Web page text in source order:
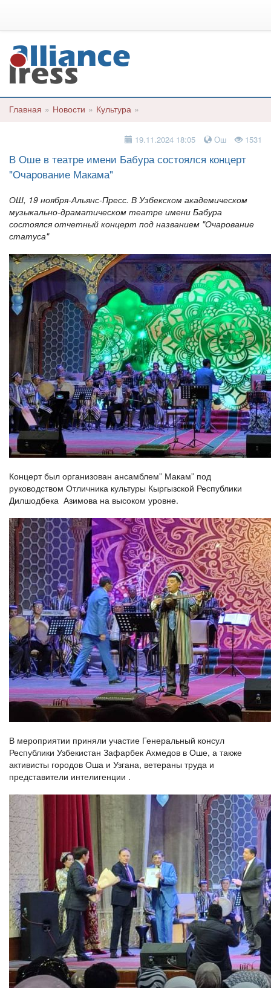
Главная » Новости » Культура »
19.11.2024 18:05 Ош 1531
В Оше в театре имени Бабура состоялся концерт
"Очарование Макама"
ОШ, 19 ноября-Альянс-Пресс. В Узбекском академическом
музыкально-драматическом театре имени Бабура
состоялся отчетный концерт под названием "Очарование
статуса"
Концерт был организован ансамблем” Макам” под
руководством Отличника культуры Кыргызской Республики
Дилшодбека Азимова на высоком уровне.
В мероприятии приняли участие Генеральный консул
Республики Узбекистан Зафарбек Ахмедов в Оше, а также
активисты городов Оша и Узгана, ветераны труда и
представители интелигенции .